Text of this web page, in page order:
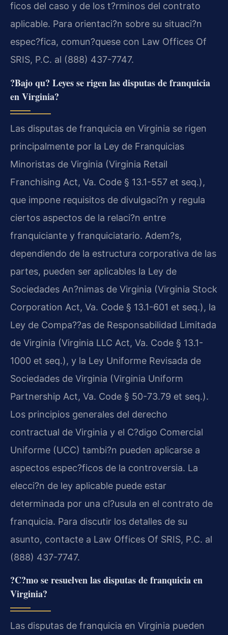
ficos del caso y de los t?rminos del contrato
aplicable. Para orientaci?n sobre su situaci?n
espec?fica, comun?quese con Law Offices Of
SRIS, P.C. al (888) 437-7747.
?Bajo qu? Leyes se rigen las disputas de franquicia
en Virginia?
Las disputas de franquicia en Virginia se rigen
principalmente por la Ley de Franquicias
Minoristas de Virginia (Virginia Retail
Franchising Act, Va. Code § 13.1-557 et seq.),
que impone requisitos de divulgaci?n y regula
ciertos aspectos de la relaci?n entre
franquiciante y franquiciatario. Adem?s,
dependiendo de la estructura corporativa de las
partes, pueden ser aplicables la Ley de
Sociedades An?nimas de Virginia (Virginia Stock
Corporation Act, Va. Code § 13.1-601 et seq.), la
Ley de Compa??as de Responsabilidad Limitada
de Virginia (Virginia LLC Act, Va. Code § 13.1-
1000 et seq.), y la Ley Uniforme Revisada de
Sociedades de Virginia (Virginia Uniform
Partnership Act, Va. Code § 50-73.79 et seq.).
Los principios generales del derecho
contractual de Virginia y el C?digo Comercial
Uniforme (UCC) tambi?n pueden aplicarse a
aspectos espec?ficos de la controversia. La
elecci?n de ley aplicable puede estar
determinada por una cl?usula en el contrato de
franquicia. Para discutir los detalles de su
asunto, contacte a Law Offices Of SRIS, P.C. al
(888) 437-7747.
?C?mo se resuelven las disputas de franquicia en
Virginia?
Las disputas de franquicia en Virginia pueden